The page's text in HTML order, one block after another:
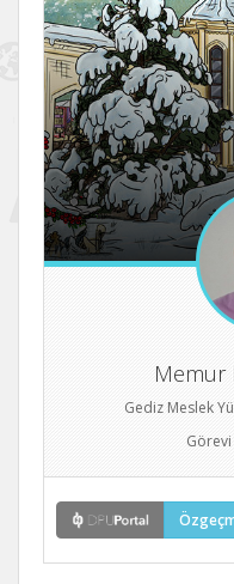
Memur
Gediz Meslek